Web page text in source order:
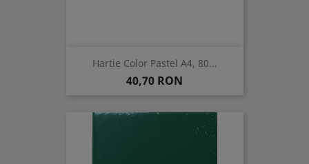
Hartie Color Pastel A4, 80...
Pret
40,70 RON